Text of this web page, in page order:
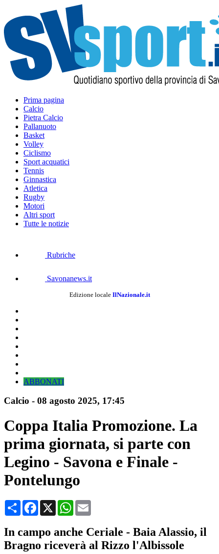
Prima pagina
Calcio
Pietra Calcio
Pallanuoto
Basket
Volley
Ciclismo
Sport acquatici
Tennis
Ginnastica
Atletica
Rugby
Motori
Altri sport
Tutte le notizie
Rubriche
Savonanews.it
Edizione locale IlNazionale.it
ABBONATI
Calcio - 08 agosto 2025, 17:45
Coppa Italia Promozione. La
prima giornata, si parte con
Legino - Savona e Finale -
Pontelungo
CondividiFacebook
X WhatsApp
In campo anche Ceriale - Baia Alassio, il
Bragno riceverà al Rizzo l'Albissole